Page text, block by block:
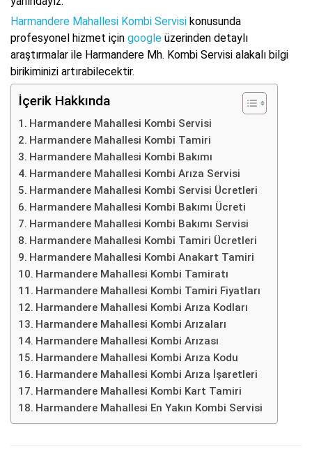
Harmandere Mahallesi Kombi Servisi konusunda
profesyonel hizmet için google üzerinden detaylı
araştırmalar ile Harmandere Mh. Kombi Servisi alakalı bilgi
birikiminizi artırabilecektir.
İçerik Hakkında
Harmandere Mahallesi Kombi Servisi
Harmandere Mahallesi Kombi Tamiri
Harmandere Mahallesi Kombi Bakımı
Harmandere Mahallesi Kombi Arıza Servisi
Harmandere Mahallesi Kombi Servisi Ücretleri
Harmandere Mahallesi Kombi Bakımı Ücreti
Harmandere Mahallesi Kombi Bakımı Servisi
Harmandere Mahallesi Kombi Tamiri Ücretleri
Harmandere Mahallesi Kombi Anakart Tamiri
Harmandere Mahallesi Kombi Tamiratı
Harmandere Mahallesi Kombi Tamiri Fiyatları
Harmandere Mahallesi Kombi Arıza Kodları
Harmandere Mahallesi Kombi Arızaları
Harmandere Mahallesi Kombi Arızası
Harmandere Mahallesi Kombi Arıza Kodu
Harmandere Mahallesi Kombi Arıza İşaretleri
Harmandere Mahallesi Kombi Kart Tamiri
Harmandere Mahallesi En Yakın Kombi Servisi